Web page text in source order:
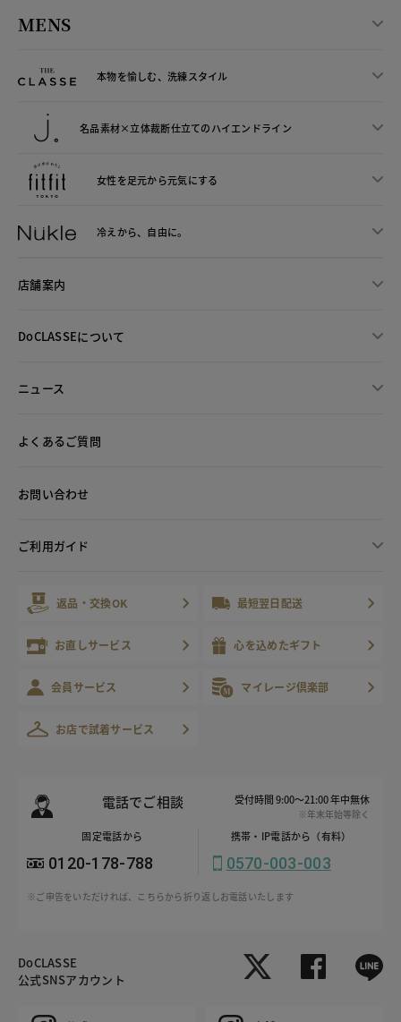
MENS
本物を愉しむ、洗練スタイル
名品素材×立体裁断仕立てのハイエンドライン
女性を足元から元気にする
冷えから、 自由に。
店舗案内
DoCLASSEについて
ニュース
よくあるご質問
お問い合わせ
ご利用ガイド
返品・交換OK 最短翌日配送
お直しサービス 心を込めたギフト
会員サービス マイレージ倶楽部
お店で試着サービス
電話でご相談 受付時間 9:00～21:00 年中無休
※年末年始等除く
固定電話から
0120-178-788
携帯・IP電話から（有料）
0570-003-003
※ご申告をいただければ、こちらから折り返しお電話いたします
DoCLASSE
公式SNSアカウント